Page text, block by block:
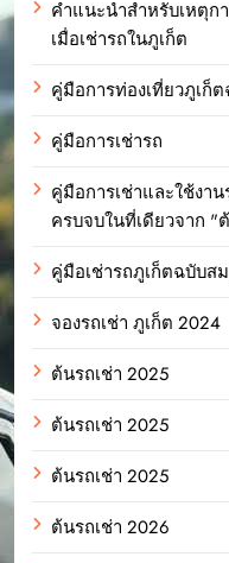
คำแนะนำสำหรับเหตุก
เมื่อเช่ารถในภูเก็ต
คู่มือการท่องเที่ยวภูเก็
คู่มือการเช่ารถ
คู่มือการเช่าและใช้งา
ครบจบในที่เดียวจาก "
คู่มือเช่ารถภูเก็ตฉบับส
จองรถเช่า ภูเก็ต 2024
ต้นรถเช่า 2025
ต้นรถเช่า 2025
ต้นรถเช่า 2025
ต้นรถเช่า 2026